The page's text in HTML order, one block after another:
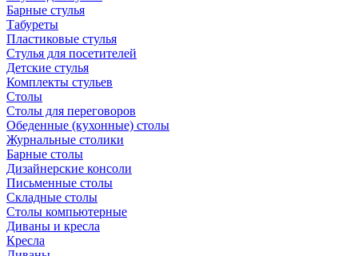
Барные стулья
Табуреты
Пластиковые стулья
Стулья для посетителей
Детские стулья
Комплекты стульев
Столы
Столы для переговоров
Обеденные (кухонные) столы
Журнальные столики
Барные столы
Дизайнерские консоли
Письменные столы
Складные столы
Столы компьютерные
Диваны и кресла
Кресла